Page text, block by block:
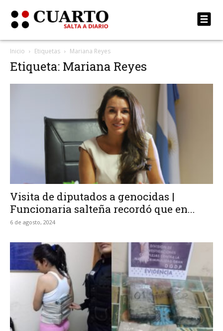
Inicio Etiquetas Mariana Reyes
Etiqueta: Mariana Reyes
Visita de diputados a genocidas |
Funcionaria salteña recordó que en...
6 de agosto, 2024